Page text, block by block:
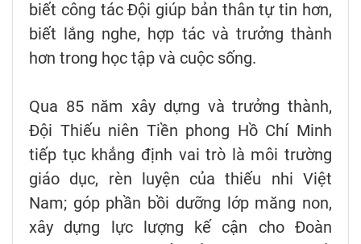
biết công tác Đội giúp bản thân tự tin hơn,
biết lắng nghe, hợp tác và trưởng thành
hơn trong học tập và cuộc sống.
Qua 85 năm xây dựng và trưởng thành,
Đội Thiếu niên Tiền phong Hồ Chí Minh
tiếp tục khẳng định vai trò là môi trường
giáo dục, rèn luyện của thiếu nhi Việt
Nam; góp phần bồi dưỡng lớp măng non,
xây dựng lực lượng kế cận cho Đoàn